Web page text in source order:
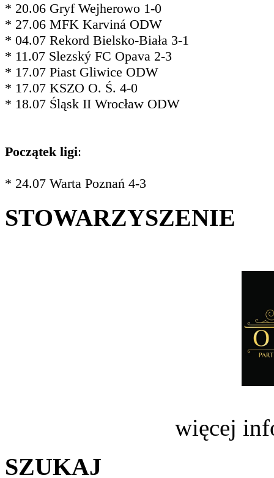
* 20.06 Gryf Wejherowo 1-0
* 27.06 MFK Karviná ODW
* 04.07 Rekord Bielsko-Biała 3-1
* 11.07 Slezský FC Opava 2-3
* 17.07 Piast Gliwice ODW
* 17.07 KSZO O. Ś. 4-0
* 18.07 Śląsk II Wrocław ODW
Początek ligi:
* 24.07 Warta Poznań 4-3
STOWARZYSZENIE
więcej
SZUKAJ